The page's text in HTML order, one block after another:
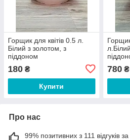
Горщик для квітів 0.5 л.
Білий з золотом, з
піддоном
180 ₴
Купити
780₴
Про нас
99% позитивних з 111 відгуків за